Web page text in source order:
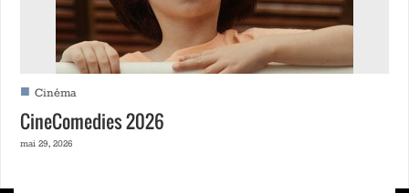
■ Cinéma
CineComedies 2026
mai 29, 2026